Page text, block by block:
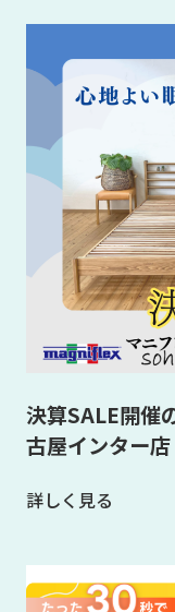
決算SALE開催
古屋インター店
詳しく見る